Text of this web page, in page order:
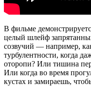
В фильме
целый шлейф
созвучий — например,
турбулентности, когда
оторопи? Или тишина
Или когда во время
кустах и замираешь,